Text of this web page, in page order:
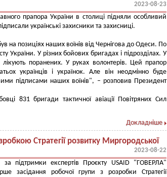
2023-08-23
прапора України в столиці підняли особливий
українські захисники та захисниці.
на позиціях наших воїнів від Чернігова до Одеси. По
України. У різних бойових бригадах і підрозділах. У
поранених. У руках волонтерів. Цей прапор
українців і українок. Але він неодмінно буде
підписами наших воїнів", – розповив Президент
831 бригади тактичної авіації Повітряних Сил
Докладніше
Стратегії розвитку Миргородської
2023-08-22
за підтримки експертів Проєкту USAID "ГОВЕРЛА"
засідання робочої групи з розробки Стратегії